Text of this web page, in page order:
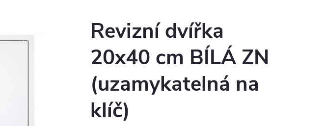
Revizní dvířka
20x40 cm BÍLÁ ZN
(uzamykatelná na
klíč)